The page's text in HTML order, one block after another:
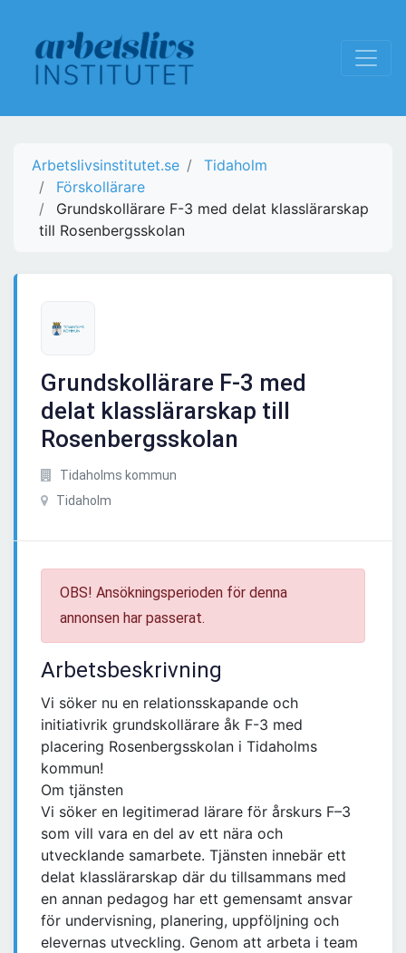
Arbetslivsinstitutet.se
Tidaholm
Förskollärare
Grundskollärare F-3 med delat klasslärarskap
till Rosenbergsskolan
Grundskollärare F-3 med
delat klasslärarskap till
Rosenbergsskolan
Tidaholms kommun
Tidaholm
OBS! Ansökningsperioden för denna
annonsen har passerat.
Arbetsbeskrivning
Vi söker nu en relationsskapande och
initiativrik grundskollärare åk F-3 med
placering Rosenbergsskolan i Tidaholms
kommun!
Om tjänsten
Vi söker en legitimerad lärare för årskurs F–3
som vill vara en del av ett nära och
utvecklande samarbete. Tjänsten innebär ett
delat klasslärarskap där du tillsammans med
en annan pedagog har ett gemensamt ansvar
för undervisning, planering, uppföljning och
elevernas utveckling. Genom att arbeta i team